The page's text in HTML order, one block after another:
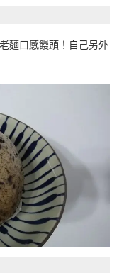
麵口感饅頭！自己另外